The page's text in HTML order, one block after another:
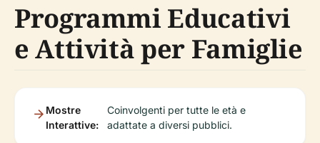
Programmi Educativi
e Attività per Famiglie
Mostre
Interattive:
Coinvolgenti per tutte le età e
adattate a diversi pubblici.